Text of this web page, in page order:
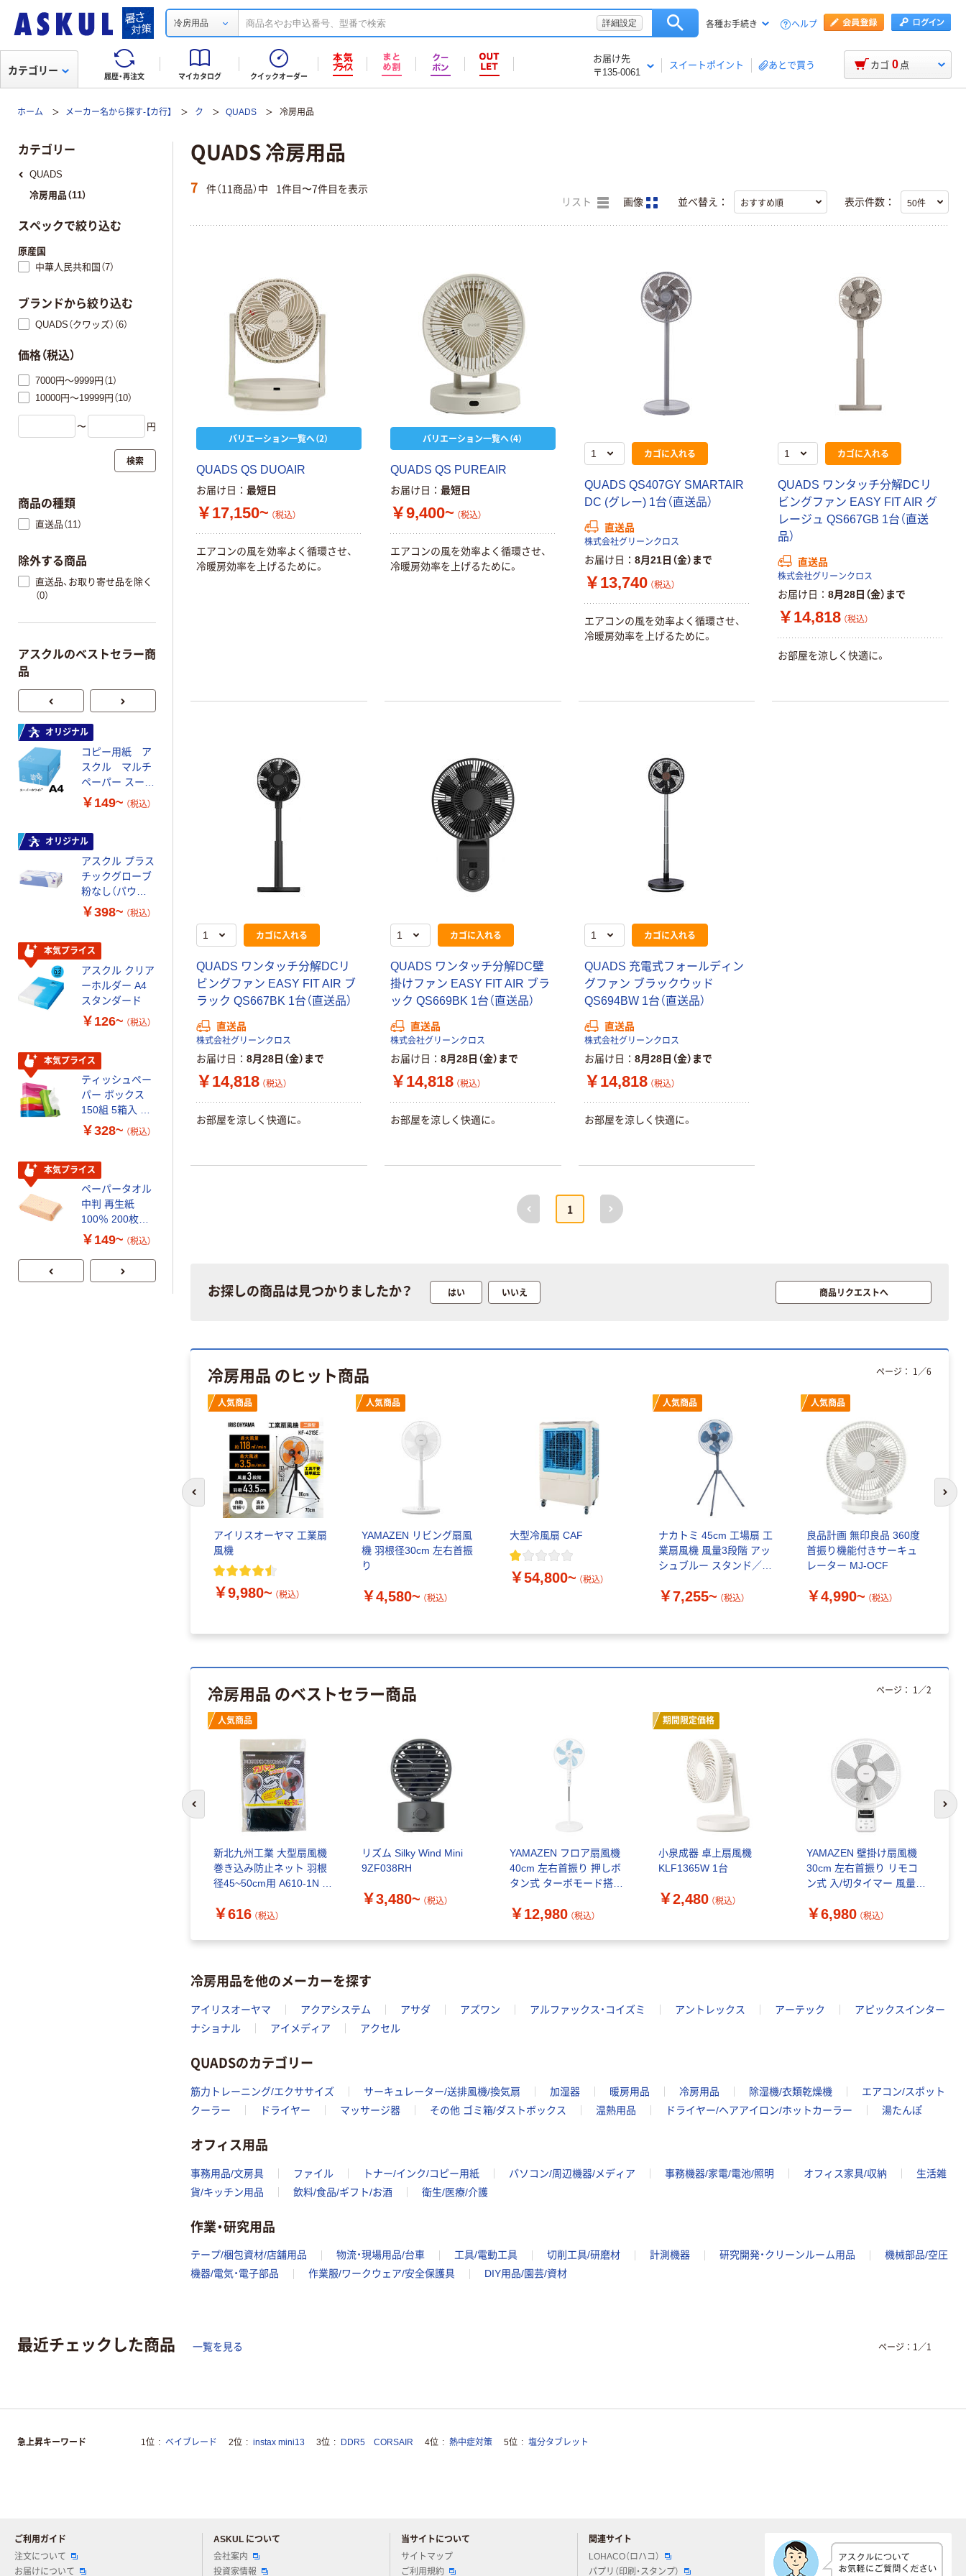
冷房用品 詳細設定 各種お手続き ヘルプ
履歴・再注文 マイカタログ クイックオーダー
お届け先
〒135-0061
スイートポイント あとで買う
カテゴリー カゴ 0 点
ホーム メーカー名から探す-【カ行】 ク QUADS 冷房用品
QUADS 冷房用品
7 件（11商品）中 1件目〜7件目を表示
リスト 画像 並べ替え： 表示件数：
バリエーション一覧へ（2）
QUADS QS DUOAIR
お届け日 最短日
￥17,150~ （税込）
エアコンの風を効率よく循環させ、
冷暖房効率を上げるために。
バリエーション一覧へ（4）
QUADS QS PUREAIR
お届け日 最短日
￥9,400~ （税込）
エアコンの風を効率よく循環させ、
冷暖房効率を上げるために。
カゴに入れる
QUADS QS407GY SMARTAIR
DC (グレー) 1台（直送品）
直送品
株式会社グリーンクロス
お届け日 8月21日（金）まで
￥13,740 （税込）
エアコンの風を効率よく循環させ、
冷暖房効率を上げるために。
カゴに入れる
QUADS ワンタッチ分解DCリ
ビングファン EASY FIT AIR グ
レージュ QS667GB 1台（直送
品）
直送品
株式会社グリーンクロス
お届け日 8月28日（金）まで
￥14,818 （税込）
お部屋を涼しく快適に。
カゴに入れる
QUADS ワンタッチ分解DCリ
ビングファン EASY FIT AIR ブ
ラック QS667BK 1台（直送品）
直送品
株式会社グリーンクロス
お届け日 8月28日（金）まで
￥14,818 （税込）
お部屋を涼しく快適に。
カゴに入れる
QUADS ワンタッチ分解DC壁
掛けファン EASY FIT AIR ブラ
ック QS669BK 1台（直送品）
直送品
株式会社グリーンクロス
お届け日 8月28日（金）まで
￥14,818 （税込）
お部屋を涼しく快適に。
カゴに入れる
QUADS 充電式フォールディン
グファン ブラックウッド
QS694BW 1台（直送品）
直送品
株式会社グリーンクロス
お届け日 8月28日（金）まで
￥14,818 （税込）
お部屋を涼しく快適に。
前へ
1
次へ
お探しの商品は見つかりましたか？ はい いいえ 商品リクエストへ
冷房用品 のヒット商品
人気商品
アイリスオーヤマ 工業扇
風機
￥9,980~ （税込）
人気商品
YAMAZEN リビング扇風
機 羽根径30cm 左右首振
り
￥4,580~ （税込）
大型冷風扇 CAF
￥54,800~ （税込）
人気商品
ナカトミ 45cm 工場扇 工
業扇風機 風量3段階 アッ
シュブルー スタンド／フ
け
￥7,255~ （税込）
人気商品
良品計画 無印良品 360度
首振り機能付きサーキュ
レーター MJ-OCF
￥4,990~ （税込）
ページ： 1／6
前のスライドへ 次
冷房用品 のベストセラー商品
人気商品
新北九州工業 大型扇風機
巻き込み防止ネット 羽根
径45~50cm用 A610-1N 1
￥616 （税込）
リズム Silky Wind Mini
9ZF038RH
￥3,480~ （税込）
YAMAZEN フロア扇風機
40cm 左右首振り 押しボ
タン式 ターボモード搭載
1台
￥12,980 （税込）
期間限定価格
小泉成器 卓上扇風機
KLF1365W 1台
￥2,480 （税込）
YAMAZEN 壁掛け扇風機
30cm 左右首振り リモコ
ン式 入/切タイマー 風量3
￥6,980 （税込）
ページ： 1 ／2
前のスライドへ 次
冷房用品を他のメーカーを探す
アイリスオーヤマ アクアシステム アサダ アズワン アルファックス・コイズミ アントレックス アーテック
アピックスインター
ナショナル
アイメディア アクセル
QUADSのカテゴリー
筋力トレーニング/エクササイズ サーキュレーター/送排風機/換気扇 加湿器 暖房用品 冷房用品 除湿機/衣類乾燥機
エアコン/スポット
クーラー
ドライヤー マッサージ器 その他 ゴミ箱/ダストボックス 温熱用品 ドライヤー/ヘアアイロン/ホットカーラー 湯たんぽ
オフィス用品
事務用品/文房具 ファイル トナー/インク/コピー用紙 パソコン/周辺機器/メディア 事務機器/家電/電池/照明 オフィス家具/収納
生活雑
貨/キッチン用品
飲料/食品/ギフト/お酒 衛生/医療/介護
作業・研究用品
テープ/梱包資材/店舗用品 物流・現場用品/台車 工具/電動工具 切削工具/研磨材 計測機器 研究開発・クリーンルーム用品
機械部品/空圧
機器/電気・電子部品
作業服/ワークウェア/安全保護具 DIY用品/園芸/資材
カテゴリー
QUADS
冷房用品（11）
スペックで絞り込む
原産国
中華人民共和国（7）
ブランドから絞り込む
QUADS（クワッズ）（6）
価格（税込）
7000円～9999円（1）
10000円～19999円（10）
〜 円
検索
商品の種類
直送品（11）
除外する商品
直送品、お取り寄せ品を除く
（0）
アスクルのベストセラー商
品
オリジナル
コピー用紙 ア
スクル マルチ
ペーパー スーパ
ーホワイト+
￥149~ （税込）
オリジナル
アスクル プラス
チックグローブ
粉なし（パウダ
ーフリー）
￥398~ （税込）
本気プライス
アスクル クリア
ーホルダー A4
スタンダード
￥126~ （税込）
本気プライス
ティッシュペー
パー ボックス
150組 5箱入 ア
スクル スマート
証
￥328~ （税込）
本気プライス
ペーパータオル
中判 再生紙
100％ 200枚
FSC認証 シング
企画 オリジナル
￥149~ （税込）
ルチペーパー
スーパーエコノ
ミー+
￥149~ （税込）
ｍ 再生紙
リサイクル100
芯あり FSC認
アスクル 耳にや
さしい やわらか
いマスク
￥458~
本気プライス
トイレットペー
100% 6ロール
ス1(アスクル限
定モデル) 蛍光
ペン ゼブラ
（税込）
嬬恋銘水 ナチュ
ラルミネラルウ
ォーター 500ml
付き／2Lラベル
レス 10本
（税込）
オリジナル
スズラン 酒精綿
G バルクタイプ
￥140~ （税込）
サントリー 天然
水 ミネラルウォ
ーター ペットボ
クルオリジナル
ティッシュペー
パー ボックス
モカ 200組 5個
ナルティッシュ
PEFC認証
￥428~ （税込）
オリジナル
【アスクル限定】
ローブ ブル
ディスポパンツ
￥96~ （税込）
本気プライス
プ
最近チェックした商品 一覧を見る ページ： 1／1
急上昇キーワード 1位 ベイブレード 2位 instax mini13 3位 DDR5 CORSAIR 4位 熱中症対策 5位 塩分タブレット
ご利用ガイド
注文について
お届けについて
ASKUL について
会社案内
投資家情報
当サイトについて
サイトマップ
ご利用規約
関連サイト
LOHACO（ロハコ）
パプリ（印刷・スタンプ）